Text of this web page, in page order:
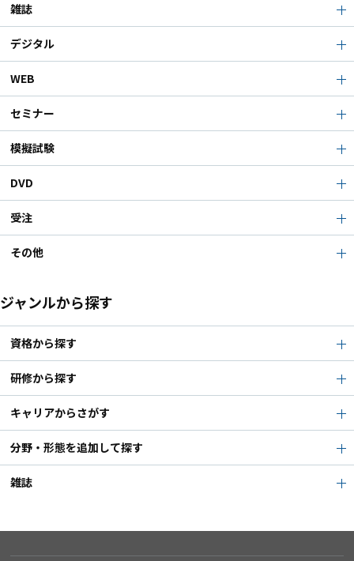
雑誌
デジタル
WEB
セミナー
模擬試験
DVD
受注
その他
ジャンルから探す
資格から探す
研修から探す
キャリアからさがす
分野・形態を追加して探す
雑誌